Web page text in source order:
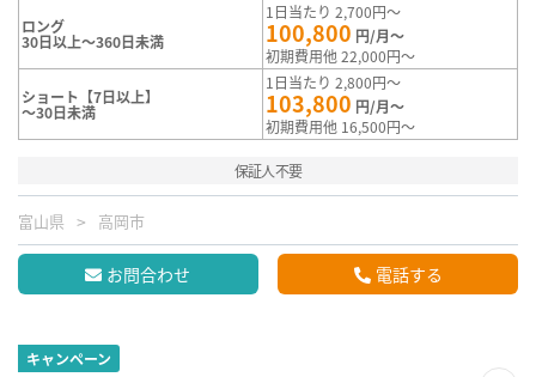
ロング
30日以上～360日未満
1日当たり 2,700円～
100,800 円/月～
初期費用他 22,000円～
ショート【7日以上】
～30日未満
1日当たり 2,800円～
103,800 円/月～
初期費用他 16,500円～
保証人不要
富山県 高岡市
お問合わせ 電話する
キャンペーン